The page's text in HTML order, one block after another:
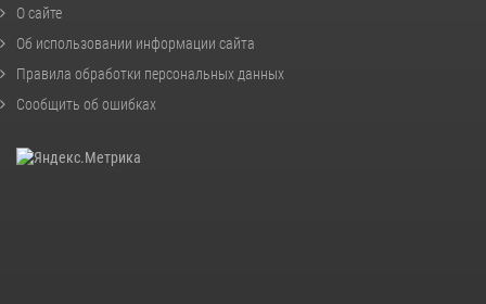
О сайте
Об использовании информации сайта
Правила обработки персональных данных
Сообщить об ошибках